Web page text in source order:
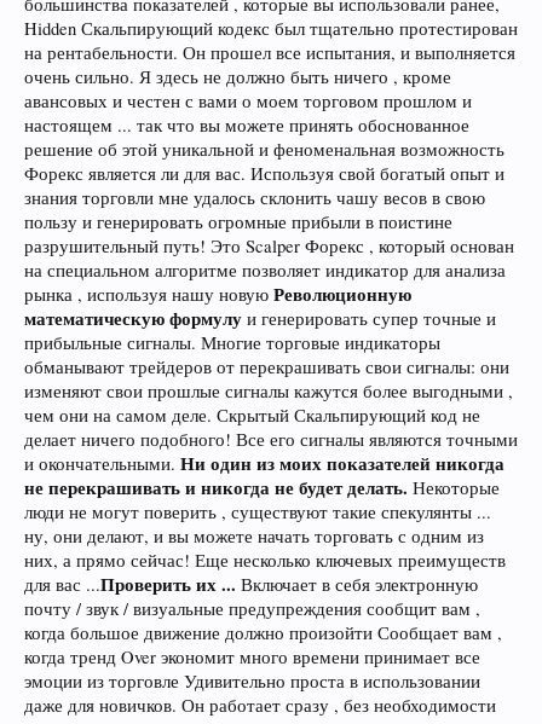
Hidden Скальпирующий кодекс был тщательно протестирован
на рентабельности. Он прошел все испытания, и выполняется
очень сильно. Я здесь не должно быть ничего , кроме
авансовых и честен с вами о моем торговом прошлом и
настоящем ... так что вы можете принять обоснованное
решение об этой уникальной и феноменальная возможность
Форекс является ли для вас. Используя свой богатый опыт и
знания торговли мне удалось склонить чашу весов в свою
пользу и генерировать огромные прибыли в поистине
разрушительный путь! Это Scalper Форекс , который основан
на специальном алгоритме позволяет индикатор для анализа
рынка , используя нашу новую Революционную
математическую формулу и генерировать супер точные и
прибыльные сигналы. Многие торговые индикаторы
обманывают трейдеров от перекрашивать свои сигналы: они
изменяют свои прошлые сигналы кажутся более выгодными ,
чем они на самом деле. Скрытый Скальпирующий код не
делает ничего подобного! Все его сигналы являются точными
и окончательными. Ни один из моих показателей никогда
не перекрашивать и никогда не будет делать. Некоторые
люди не могут поверить , существуют такие спекулянты ...
ну, они делают, и вы можете начать торговать с одним из
них, а прямо сейчас! Еще несколько ключевых преимуществ
для вас ...Проверить их ... Включает в себя электронную
почту / звук / визуальные предупреждения сообщит вам ,
когда большое движение должно произойти Сообщает вам ,
когда тренд Over экономит много времени принимает все
эмоции из торговле Удивительно проста в использовании
даже для новичков. Он работает сразу , без необходимости